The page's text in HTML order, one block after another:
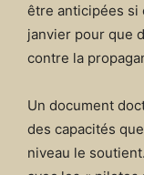
être anticipées si
janvier pour que
contre la
Un document
des capacités
niveau le